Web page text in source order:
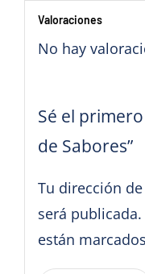
Valoraciones
No hay
Sé el
de Sabores”
Tu dirección
será publicada.
están